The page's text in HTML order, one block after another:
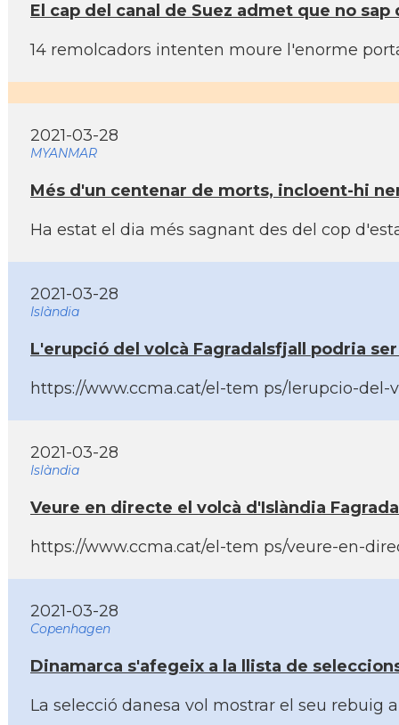
El cap del canal de Suez admet que no
14 remolcadors intenten moure l'enorme
2021-03-28
MYANMAR
Més d'un centenar de morts, incloent-hi
Ha estat el dia més sagnant des del cop
2021-03-28
Islàndia
L'erupció del volcà Fagradalsfjall podria
https://www.ccma.cat/el-tem ps/lerupcio-
2021-03-28
Islàndia
Veure en directe el volcà d'Islàndia
https://www.ccma.cat/el-tem ps/veure-en-
2021-03-28
Copenhagen
Dinamarca s'afegeix a la llista de
La selecció danesa vol mostrar el seu